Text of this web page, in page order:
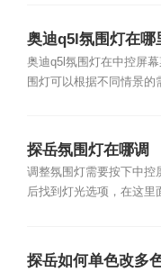
奥迪q5l氛围灯在哪
奥迪q5l氛围灯在中控屏
围灯可以根据不同情景的
探岳氛围灯在哪调
调整氛围灯需要按下中控
后找到灯光选项，在这里
探岳如何单色改多